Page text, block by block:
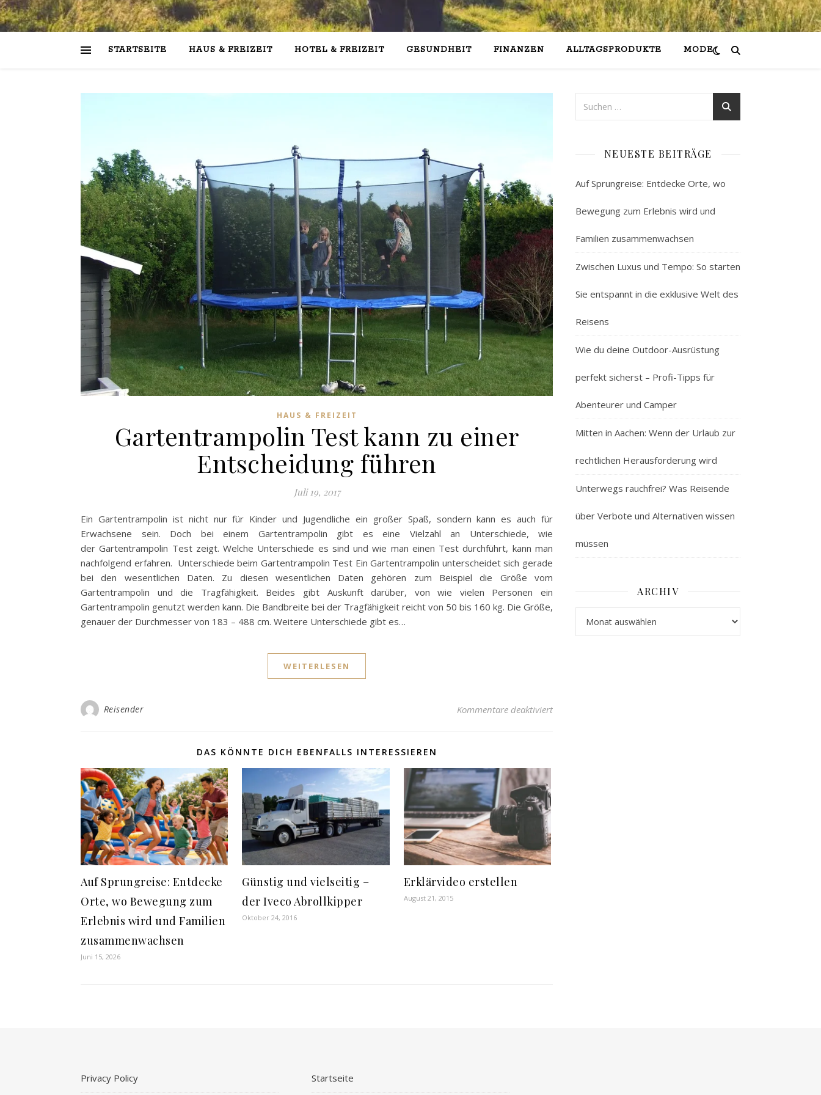
STARTSEITE HAUS & FREIZEIT HOTEL & FREIZEIT GESUNDHEIT FINANZEN ALLTAGSPRODUKTE MODE
HAUS & FREIZEIT
Gartentrampolin Test kann zu einer
Entscheidung führen
Juli 19, 2017
Ein Gartentrampolin ist nicht nur für Kinder und Jugendliche ein großer Spaß, sondern kann es auch für
Erwachsene sein. Doch bei einem Gartentrampolin gibt es eine Vielzahl an Unterschiede, wie
der Gartentrampolin Test zeigt. Welche Unterschiede es sind und wie man einen Test durchführt, kann man
nachfolgend erfahren. Unterschiede beim Gartentrampolin Test Ein Gartentrampolin unterscheidet sich gerade
bei den wesentlichen Daten. Zu diesen wesentlichen Daten gehören zum Beispiel die Größe vom
Gartentrampolin und die Tragfähigkeit. Beides gibt Auskunft darüber, von wie vielen Personen ein
Gartentrampolin genutzt werden kann. Die Bandbreite bei der Tragfähigkeit reicht von 50 bis 160 kg. Die Größe,
genauer der Durchmesser von 183 – 488 cm. Weitere Unterschiede gibt es…
WEITERLESEN
Reisender Kommentare deaktiviertfür Gartentrampolin Test kann zu einer Entscheidung führen
DAS KÖNNTE DICH EBENFALLS INTERESSIEREN
Auf Sprungreise: Entdecke
Orte, wo Bewegung zum
Erlebnis wird und Familien
zusammenwachsen
Juni 15, 2026
Günstig und vielseitig –
der Iveco Abrollkipper
Oktober 24, 2016
Erklärvideo erstellen
August 21, 2015
NEUESTE BEITRÄGE
Auf Sprungreise: Entdecke Orte, wo
Bewegung zum Erlebnis wird und
Familien zusammenwachsen
Zwischen Luxus und Tempo: So starten
Sie entspannt in die exklusive Welt des
Reisens
Wie du deine Outdoor-Ausrüstung
perfekt sicherst – Profi-Tipps für
Abenteurer und Camper
Mitten in Aachen: Wenn der Urlaub zur
rechtlichen Herausforderung wird
Unterwegs rauchfrei? Was Reisende
über Verbote und Alternativen wissen
müssen
ARCHIV
Privacy Policy Startseite